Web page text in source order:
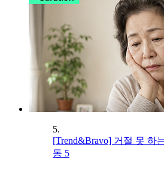
5.
[Trend&Bravo] 거절 못 하
동 5